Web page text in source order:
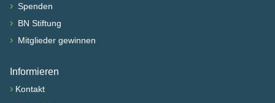
› Spenden
› BN Stiftung
› Mitglieder gewinnen
Informieren
› Kontakt